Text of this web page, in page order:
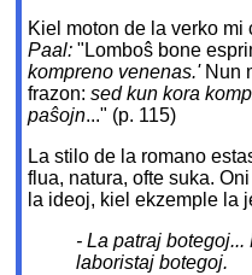
Kiel moton de la verko
Paal: "Lomboŝ bone
kompreno venenas.'Nun
frazon:sed kun kora
paŝojn..." (p. 115)
La stilo de la romano
flua, natura, ofte suka.
la ideoj, kiel ekzemple la
- La patraj
laboristaj botegoj.